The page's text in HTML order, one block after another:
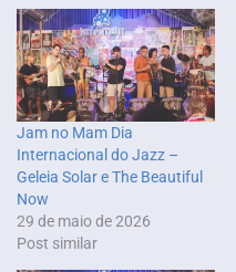
Jam no Mam Dia
Internacional do Jazz –
Geleia Solar e The Beautiful
Now
29 de maio de 2026
Post similar